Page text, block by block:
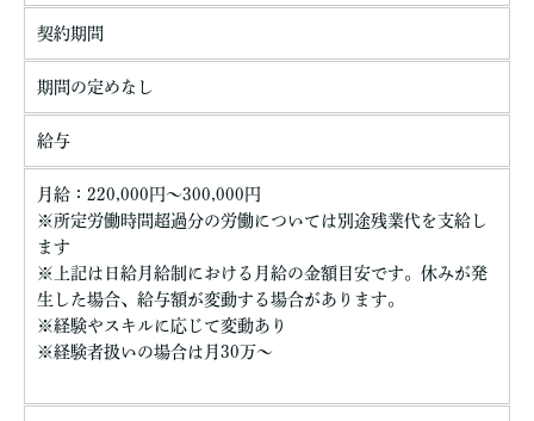
契約期間
期間の定めなし
給与
月給：220,000円～300,000円
※所定労働時間超過分の労働については別途残業代を支給し
ます
※上記は日給月給制における月給の金額目安です。休みが発
生した場合、給与額が変動する場合があります。
※経験やスキルに応じて変動あり
※経験者扱いの場合は月30万～